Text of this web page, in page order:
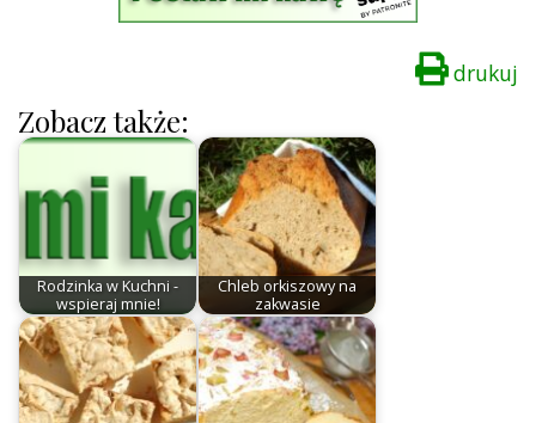
drukuj
Zobacz także:
Rodzinka w Kuchni -
wspieraj mnie!
Chleb orkiszowy na
zakwasie